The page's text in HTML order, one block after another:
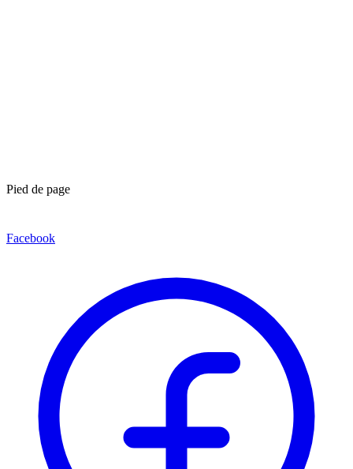
Pied de page
Facebook